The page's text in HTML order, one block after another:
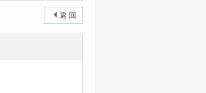
返 回